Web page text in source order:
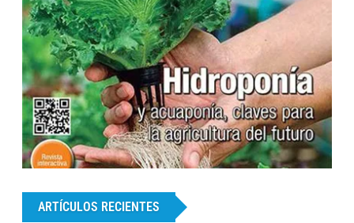
ARTÍCULOS RECIENTES